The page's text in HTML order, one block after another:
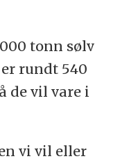
tonn sølv
rundt 540
de vil vare i
vi vil eller